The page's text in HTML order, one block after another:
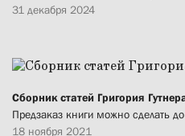
31 декабря 2024
Сборник статей Григория
Предзаказ книги можно сделать
18 ноября 2021